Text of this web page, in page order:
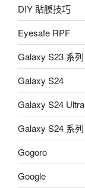
DIY 貼膜技巧
Eyesafe RPF
Galaxy S23 系列
Galaxy S24
Galaxy S24 Ultra
Galaxy S24 系列
Gogoro
Google